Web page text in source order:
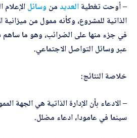
– أوحت تغطيةالعديد من وسائلالإعلام
الذاتية للمشروع، وكأنه ممول من ميزانية
في جزء منها على الضرائب، وهو ما
عبر وسائل التواصل الاجتماعي.
خلاصة النتائج:
– الادعاء بأن الإدارة الذاتية هي الجهة
سينما في عامودا، ادعاء مضلل.